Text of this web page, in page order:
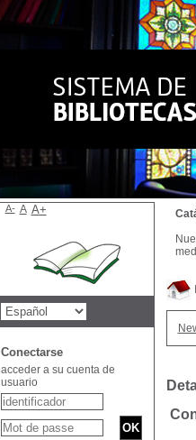
A- A A+
Conectarse
acceder a su cuenta de
usuario